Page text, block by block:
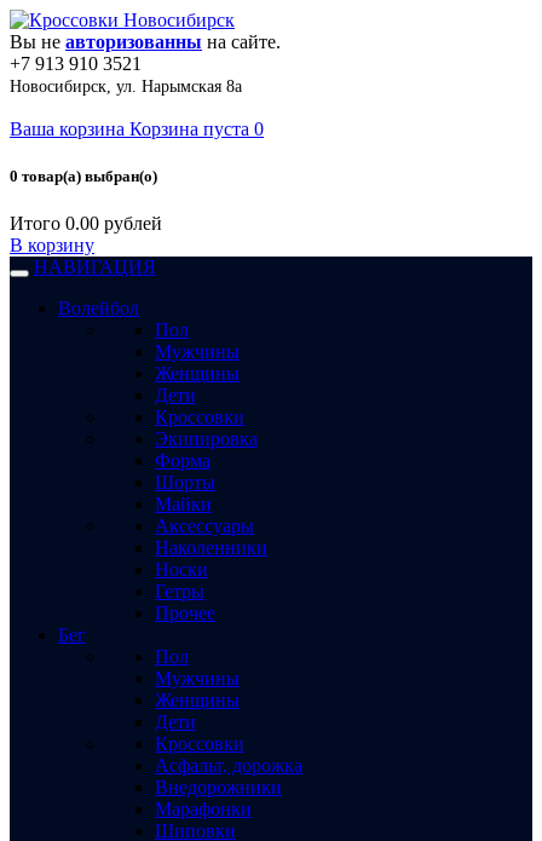
Вы не авторизованны на сайте.
+7 913 910 3521
Новосибирск, ул. Нарымская 8а
Ваша корзина Корзина пуста 0
0 товар(а) выбран(о)
Итого 0.00 рублей
В корзину
НАВИГАЦИЯ
Волейбол
Пол
Мужчины
Женщины
Дети
Кроссовки
Экипировка
Форма
Шорты
Майки
Аксессуары
Наколенники
Носки
Гетры
Прочее
Бег
Пол
Мужчины
Женщины
Дети
Кроссовки
Асфальт, дорожка
Внедорожники
Марафонки
Шиповки